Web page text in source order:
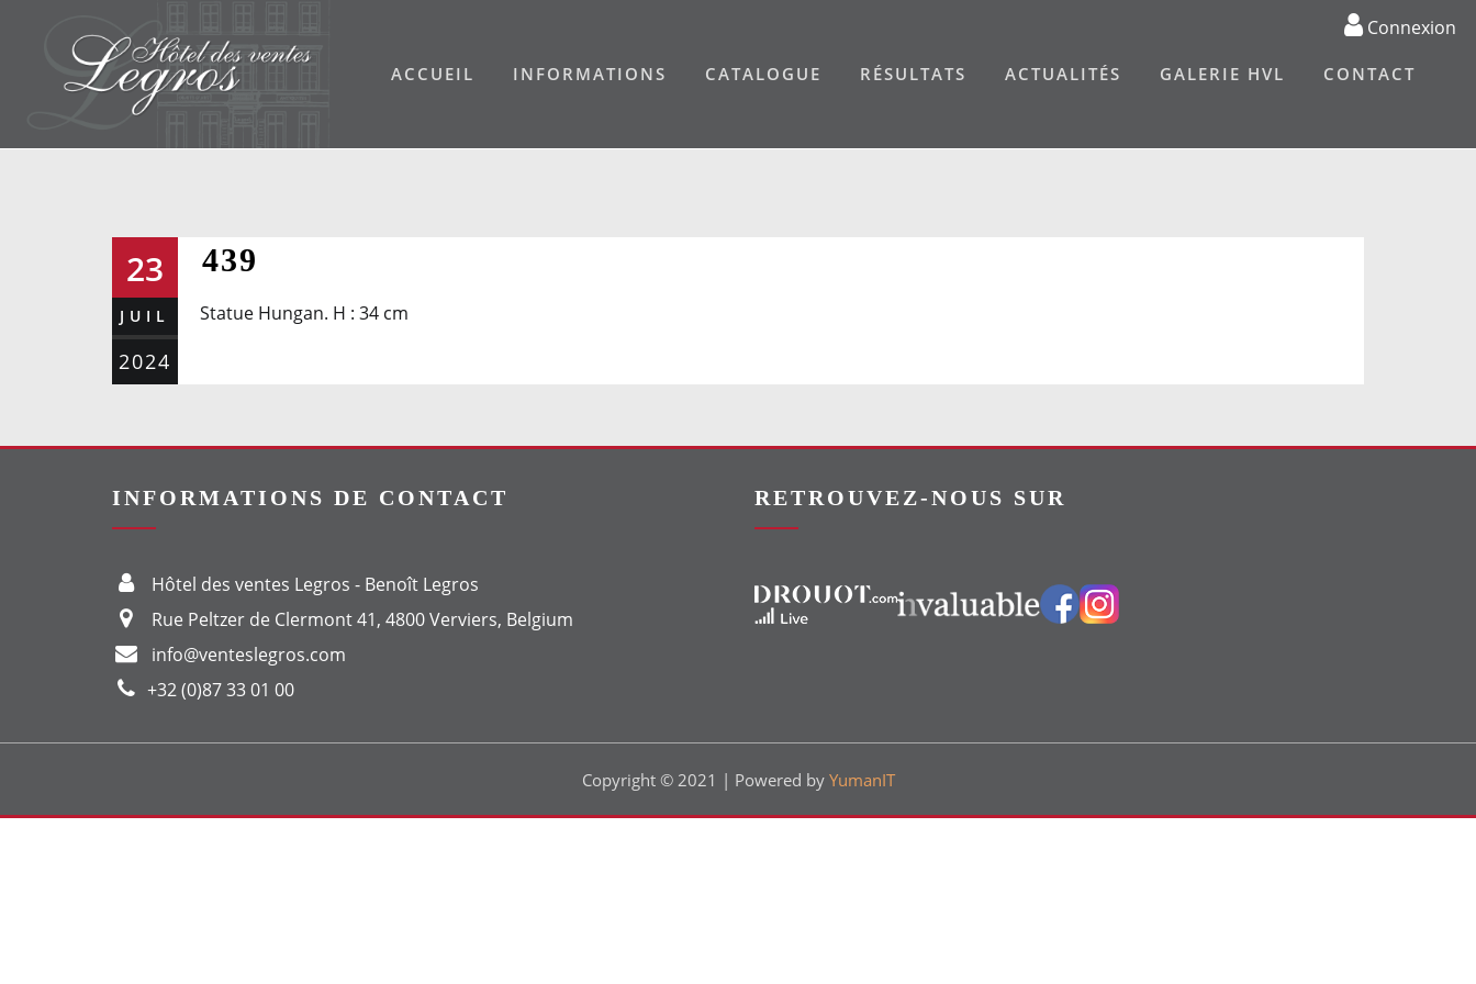
ACCUEIL INFORMATIONS CATALOGUE RÉSULTATS ACTUALITÉS GALERIE HVL CONTACT
Connexion
23
JUIL
2024
439
Statue Hungan. H : 34 cm
INFORMATIONS DE CONTACT
Hôtel des ventes Legros - Benoît Legros
Rue Peltzer de Clermont 41, 4800 Verviers, Belgium
info@venteslegros.com
+32 (0)87 33 01 00
RETROUVEZ-NOUS SUR
Vers le site Drouot Vers le site Invaluable Vers notre groupe Facebook Vers notre page Instagram
Copyright © 2021 | Powered by YumanIT